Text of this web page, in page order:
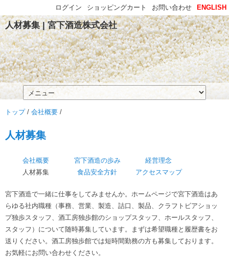
人材募集 | 宮下酒造株式会社
トップ/ 会社概要 /
人材募集
会社概要 宮下酒造の歩み
経営理念
人材募集
食品安全方針 アクセスマップ
宮下酒造で一緒に仕事をしてみませんか。ホームページで宮下酒造はあ
らゆる社内職種（事務、営業、製造、詰口、製品、クラフトビアショッ
プ独歩スタッフ、酒工房独歩館のショップスタッフ、ホールスタッフ、
スタッフ）について随時募集しています。まずは希望職種と履歴書をお
送りください。酒工房独歩館では短時間勤務の方も募集しております。
お気軽にお問い合わせください。
ENGLISH
お問い合わせ
ショッピングカート
ログイン